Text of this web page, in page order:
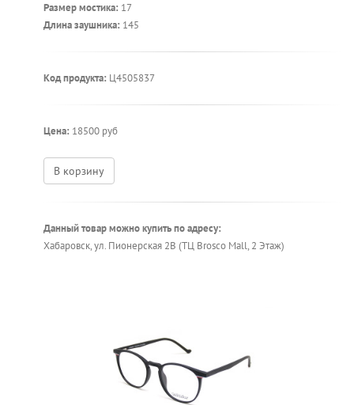
Размер мостика: 17
Длина заушника: 145
Код продукта: Ц4505837
Цена: 18500 руб
В корзину
Данный товар можно купить по адресу:
Хабаровск, ул. Пионерская 2В (ТЦ Brosco Mall, 2 Этаж)